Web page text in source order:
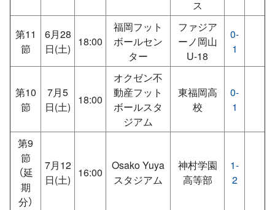
ス
第11
節
6月28
日(土) 18:00
福岡フット
ボールセン
ター
ファジア
ーノ岡山
U-18
0-
1
第10
節
7月5
日(土) 18:00
オクゼン不
動産フット
ボールスタ
ジアム
東福岡高
校
0-
1
第9
節
（延
期
分）
7月12
日(土) 16:00
Osako Yuya
スタジアム
神村学園
高等部
1-
2